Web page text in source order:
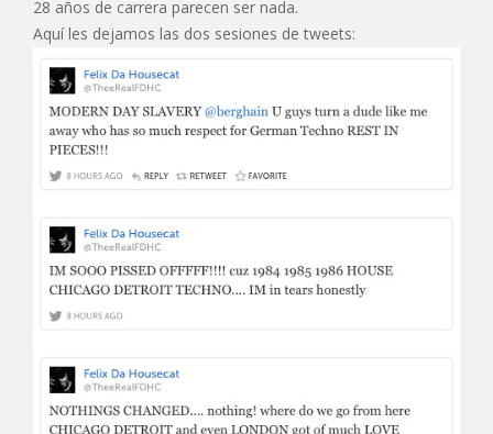
28 años de carrera parecen ser nada.
Aquí les dejamos las dos sesiones de tweets: